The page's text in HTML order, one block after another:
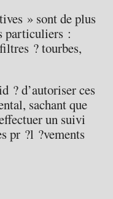
» sont de plus
particuliers :
? tourbes,
? d’autoriser ces
sachant que
un suivi
pr ?l ?vements